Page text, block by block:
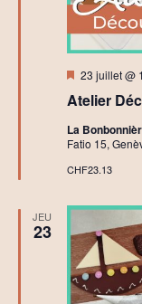
Atelier
Mis
avant
23 juillet @
La
Fatio 15,
CHF23.13
JEU
23